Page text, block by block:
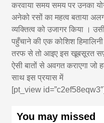
करवाया समय समय पर उनका
अनेको रसों का महत्व बताया
व्यक्तित्व को उजागर किया ।
पहुँचाने की एक कोशिश
तरफ से तो आइए इस खूबसूरत
ऐसी बातों से अवगत कराएगा जो
साथ इस प्रयास में
[pt_view id=”c2ef58eqw3″]
You may missed